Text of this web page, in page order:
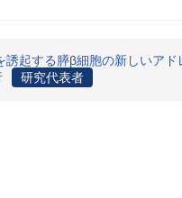
誘起する膵β細胞の新しいアド
研究代表者